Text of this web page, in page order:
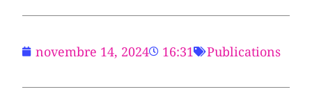
novembre 14, 2024 16:31 Publications